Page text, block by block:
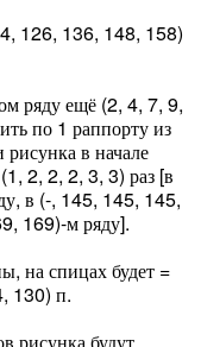
126, 136, 148, 158)
ряду ещё (2, 4, 7, 9,
по 1 раппорту из
в начале
2, 2, 2, 3, 3) раз [в
в (-, 145, 145, 145,
169)-м ряду].
на спицах будет =
130) п.